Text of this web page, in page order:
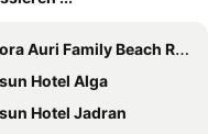
Auri Family Beach Resort
Hotel Alga
Hotel Jadran